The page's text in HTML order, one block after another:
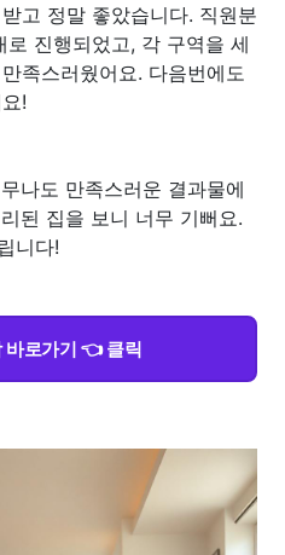
고 정말 좋았습니다. 직원분
진행되었고, 각 구역을 세
족스러웠어요. 다음번에도
!
나도 만족스러운 결과물에
된 집을 보니 너무 기뻐요.
니다!
바로가기 👈 클릭